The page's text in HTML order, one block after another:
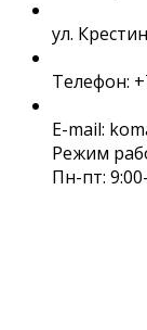
ул.
Телефон:
E-mail:
Режим
Пн-пт: